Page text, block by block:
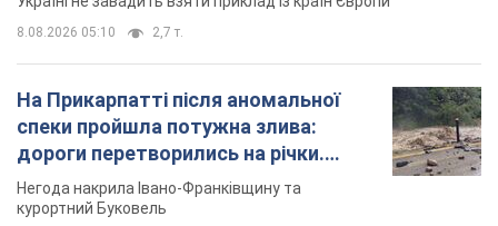
за газ через покази зіпсованого
лічильника: суддя ухвалив
неочікуване рішення
8.08.2026 14:43 32,1 т.